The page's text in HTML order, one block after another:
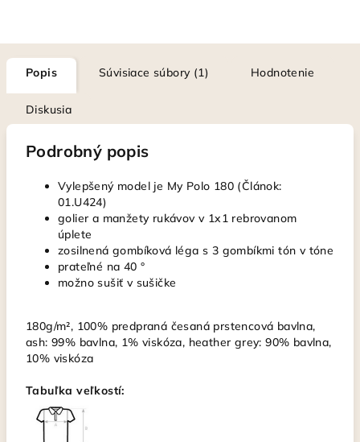
Popis Súvisiace súbory (1) Hodnotenie
Diskusia
Podrobný popis
Vylepšený model je My Polo 180 (Článok:
01.U424)
golier a manžety rukávov v 1x1 rebrovanom
úplete
zosilnená gombíková léga s 3 gombíkmi tón v tóne
prateľné na 40 °
možno sušiť v sušičke
180g/m², 100% predpraná česaná prstencová bavlna,
ash: 99% bavlna, 1% viskóza, heather grey: 90% bavlna,
10% viskóza
Tabuľka veľkostí: